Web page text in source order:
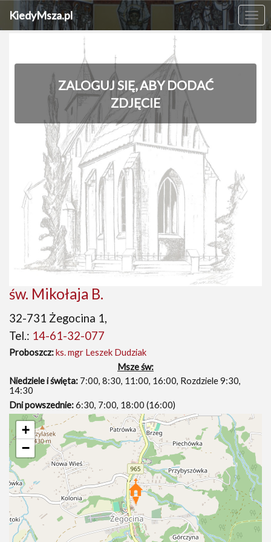
KiedyMsza.pl
ZALOGUJ SIĘ, ABY DODAĆ
ZDJĘCIE
‹ ›
św. Mikołaja B.
32-731 Żegocina 1,
Tel.: 14-61-32-077
Proboszcz:ks. mgr Leszek Dudziak
Msze św:
Niedziele i święta: 7:00, 8:30, 11:00, 16:00, Rozdziele 9:30,
14:30
Dni powszednie:6:30, 7:00, 18:00 (16:00)
+
−